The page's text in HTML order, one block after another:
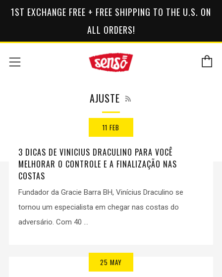
1ST EXCHANGE FREE + FREE SHIPPING TO THE U.S. ON
ALL ORDERS!
Menu
AJUSTE
11 FEB
3 DICAS DE VINICIUS DRACULINO PARA VOCÊ
MELHORAR O CONTROLE E A FINALIZAÇÃO NAS
COSTAS
Fundador da Gracie Barra BH, Vinícius Draculino se
tornou um especialista em chegar nas costas do
adversário. Com 40 ...
25 MAY